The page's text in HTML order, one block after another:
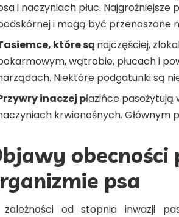
i naczyniach płuc.
i mogą być przenoszone
które są najczęściej,
wątrobie, płucach i
Niektóre podgatunki są
inaczej płazińce pasożytują
krwionośnych. Głównym
psa
od stopnia inwazji